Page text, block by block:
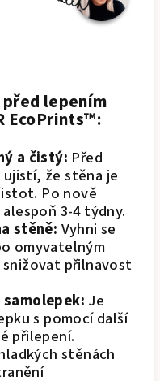
lepením
EcoPrints™:
a čistý: Před
ujistí, že stěna je
Po nově
3-4 týdny.
stěně: Vyhni se
omyvatelným
přilnavost
Je
s pomocí další
přilepení.
stěnách